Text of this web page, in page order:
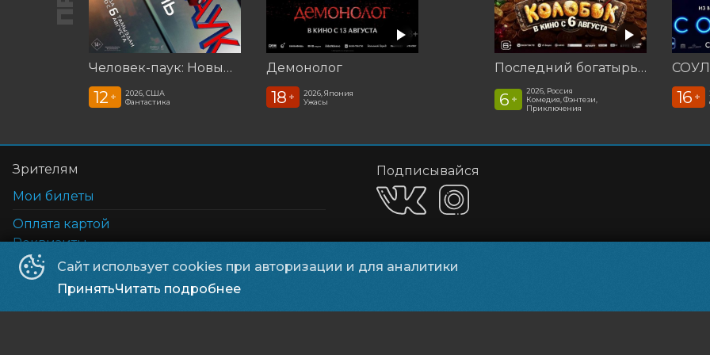
Человек-паук: Новый день (2026)
12 +
2026, США
Фантастика
Демонолог
18 +
2026, Япония
Ужасы
Последний богатырь. Колобок
6 +
2026, Россия
Комедия, Фэнтези,
Приключения
16 +
Сайт использует cookies при авторизации и для аналитики
ПринятьЧитать подробнее
Зрителям
Мои билеты
Оплата картой
Реквизиты
Возврат билетов
Правила и соглашения
Подписывайся
Приложения